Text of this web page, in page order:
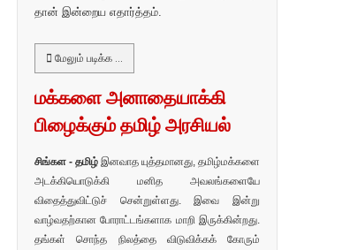
தான் இன்றைய எதார்த்தம்.
மேலும் படிக்க …
மக்களை அனாதையாக்கி
பிழைக்கும் தமிழ் அரசியல்
சிங்கள - தமிழ் இனவாத யுத்தமானது, தமிழ்மக்களை
அடக்கியொடுக்கி மனித அவலங்களையே
விதைத்துவிட்டுச் சென்றுள்ளது. இவை இன்று
வாழ்வதற்கான போராட்டங்களாக மாறி இருக்கின்றது.
தங்கள் சொந்த நிலத்தை விடுவிக்கக் கோரும்